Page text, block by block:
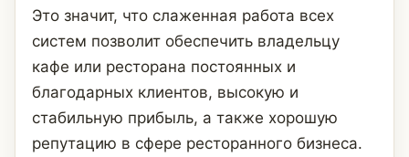
Это значит, что слаженная работа всех
систем позволит обеспечить владельцу
кафе или ресторана постоянных и
благодарных клиентов, высокую и
стабильную прибыль, а также хорошую
репутацию в сфере ресторанного бизнеса.